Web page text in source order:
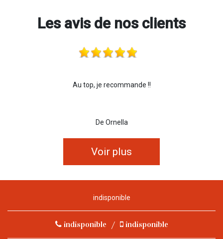
Les avis de nos clients
Au top, je recommande !!
De Ornella
Voir plus
indisponible
indisponible / indisponible